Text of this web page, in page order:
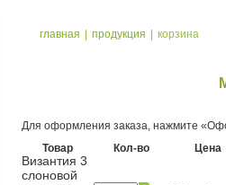
главная | продукция | корзина
Для оформления заказа, нажмите
Товар
Кол-во Цена
Византия 3
слоновой